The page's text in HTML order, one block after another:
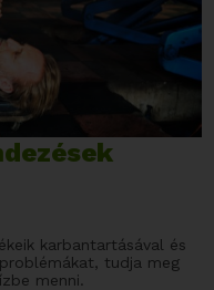
karbantartásával és
tudja meg
menni.